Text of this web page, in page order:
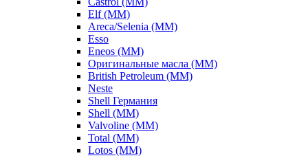
Elf (ММ)
Areca/Selenia (ММ)
Esso
Eneos (ММ)
Оригинальные масла (ММ)
British Petroleum (ММ)
Neste
Shell Германия
Shell (ММ)
Valvoline (ММ)
Total (ММ)
Lotos (ММ)